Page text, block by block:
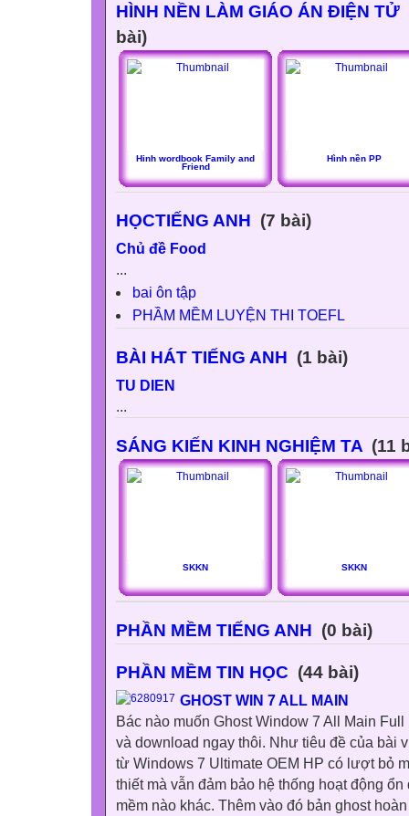
HÌNH NỀN LÀM GIÁO ÁN ĐIỆN TỬ
bài)
Hinh wordbook Family and
Friend
Hình nền PP
HỌCTIẾNG ANH (7 bài)
Chủ đề Food
...
bai ôn tập
PHẦM MỀM LUYỆN THI TOEFL
BÀI HÁT TIẾNG ANH (1 bài)
TU DIEN
...
SÁNG KIẾN KINH NGHIỆM TA (11
SKKN SKKN
PHẦN MỀM TIẾNG ANH (0 bài)
PHẦN MỀM TIN HỌC (44 bài)
GHOST WIN 7 ALL MAIN
Bác nào muốn Ghost Window 7 All Main
và download ngay thôi. Như tiêu đề của bài
từ Windows 7 Ultimate OEM HP có lượt bỏ
thiết mà vẫn đảm bảo hệ thống hoạt động
mềm nào khác. Thêm vào đó bản ghost